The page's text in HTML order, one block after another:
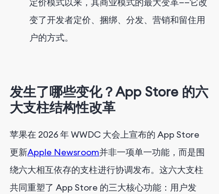
变了开发者定价、捆绑、分发、营销和留住用
户的方式。
发生了哪些变化？App Store 的六
大支柱结构性改革
苹果在 2026 年 WWDC 大会上宣布的 App Store
更新Apple Newsroom并非一项单一功能，而是围
绕六大相互依存的支柱进行协调发布。这六大支柱
共同重塑了 App Store 的三大核心功能：用户发